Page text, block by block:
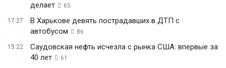
делает
65
17:27
В Харькове девять пострадавших в ДТП с
автобусом
86
15:22
Саудовская нефть исчезла с рынка США: впервые за
40 лет
61